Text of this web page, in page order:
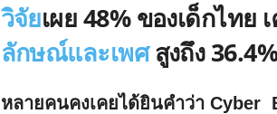
วิจัยเผย 48% ของเด็กไทย
ลักษณ์และเพศสูงถึง
หลายคนคงเคยได้ยินคำว่า Cyber